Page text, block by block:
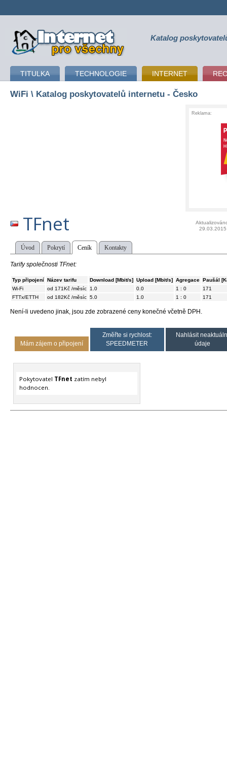
připojení k internetu Katalog
TITULKA TECHNOLOGIE INTERNET
WiFi \ Katalog poskytovatelů internetu - Česko
Reklama:
TFnet
29.03.2015
Úvod Pokrytí Ceník Kontakty
Tarify společnosti TFnet:
Typ připojení Název tarifu Download [Mbit/s] Upload [Mbit/s] Agregace Paušál
Wi-Fi
od 171Kč /měsíc 1.0 0.0 1 : 0
171
FTTx/ETTH
od 182Kč /měsíc 5.0 1.0 1 : 0 171
Není-li uvedeno jinak, jsou zde zobrazené ceny konečné včetně DPH.
Mám zájem o připojení
Změřte si rychlost:
SPEEDMETER
Nahlásit
údaje
Pokytovatel TFnet zatím nebyl
hodnocen.